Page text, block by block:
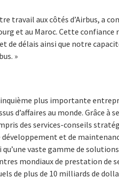
travail aux côtés d’Airbus, a
et au Maroc. Cette
de délais ainsi que notre
»
plus importante
d’affaires au monde. Grâce à
des services-conseils
développement et de
vaste gamme de
mondiaux de prestation de
de plus de 10 milliards de